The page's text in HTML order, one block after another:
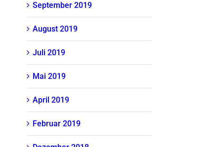
September 2019
August 2019
Juli 2019
Mai 2019
April 2019
Februar 2019